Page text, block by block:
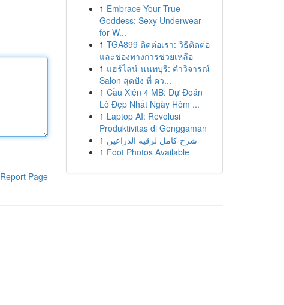
Report Page
1 Embrace Your True
Goddess: Sexy Underwear
for W...
1 TGA899 ติดต่อเรา: วิธีติดต่อ
และช่องทางการช่วยเหลือ
1 แฮร์ไลน์ นนทบุรี: คำวิจารณ์
Salon สุดปัง ที่ คว...
1 Cầu Xiên 4 MB: Dự Đoán
Lô Đẹp Nhất Ngày Hôm ...
1 Laptop AI: Revolusi
Produktivitas di Genggaman
1 شرح كامل لرقيه الذراعين
1 Foot Photos Available